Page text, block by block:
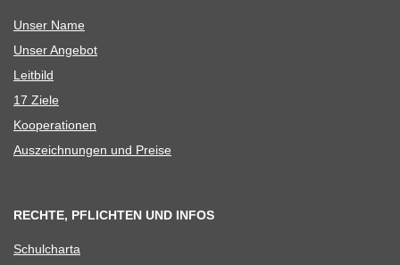
Unser Name
Unser Ange­bot
Leit­bild
17 Ziele
Koope­ra­tio­nen
Aus­zeich­nun­gen und Preise
RECHTE, PFLICHTEN UND INFOS
Schul­charta